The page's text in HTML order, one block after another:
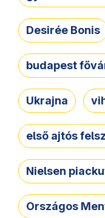
Desirée Bonis
budapest
Ukrajna
első ajtós
Nielsen
Országos